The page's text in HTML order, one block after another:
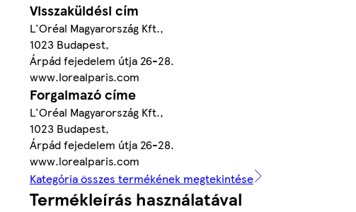
Visszaküldési cím
L'Oréal Magyarország Kft.,
1023 Budapest,
Árpád fejedelem útja 26-28.
www.lorealparis.com
Forgalmazó címe
L'Oréal Magyarország Kft.,
1023 Budapest,
Árpád fejedelem útja 26-28.
www.lorealparis.com
Kategória összes termékének megtekintése
Termékleírás használatával